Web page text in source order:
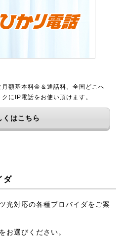
額基本料金＆通話料。全国どこへ
にIP電話をお使い頂けます。
くはこちら
ダ
光対応の各種プロバイダをご案
お選びください。